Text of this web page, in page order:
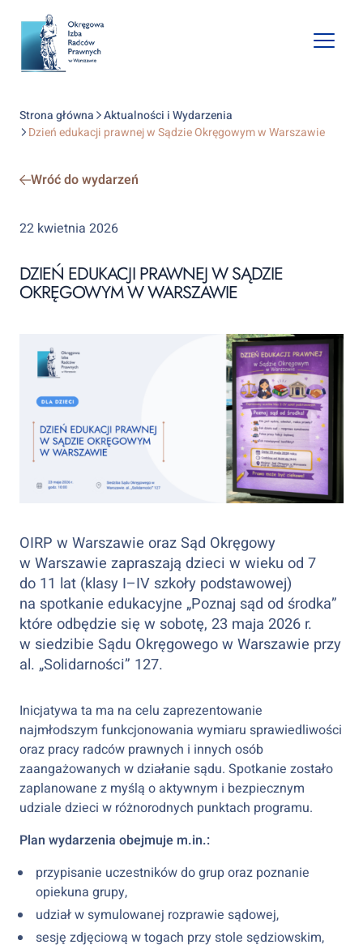
Open
Strona główna
Aktualności i Wydarzenia
Dzień edukacji prawnej w Sądzie Okręgowym w Warszawie
Wróć do wydarzeń
22 kwietnia 2026
DZIEŃ EDUKACJI PRAWNEJ W SĄDZIE
OKRĘGOWYM W WARSZAWIE
OIRP w Warszawie oraz Sąd Okręgowy
w Warszawie zapraszają dzieci w wieku od 7
do 11 lat (klasy I–IV szkoły podstawowej)
na spotkanie edukacyjne „Poznaj sąd od środka”
które odbędzie się w sobotę, 23 maja 2026 r.
w siedzibie Sądu Okręgowego w Warszawie przy
al. „Solidarności” 127.
Inicjatywa ta ma na celu zaprezentowanie
najmłodszym funkcjonowania wymiaru sprawiedliwości
oraz pracy radców prawnych i innych osób
zaangażowanych w działanie sądu. Spotkanie zostało
zaplanowane z myślą o aktywnym i bezpiecznym
udziale dzieci w różnorodnych punktach programu.
Plan wydarzenia obejmuje m.in.:
przypisanie uczestników do grup oraz poznanie
opiekuna grupy,
udział w symulowanej rozprawie sądowej,
sesję zdjęciową w togach przy stole sędziowskim,